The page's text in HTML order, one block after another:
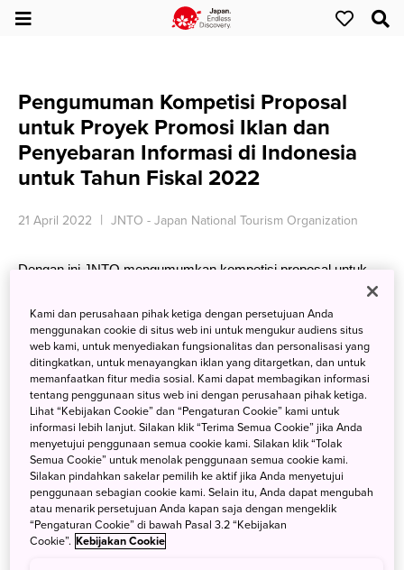
Pengumuman Kompetisi Proposal
untuk Proyek Promosi Iklan dan
Penyebaran Informasi di Indonesia
untuk Tahun Fiskal 2022
21 April 2022 JNTO - Japan National Tourism Organization
Dengan ini JNTO mengumumkan kompetisi proposal untuk
Proyek Promosi Iklan dan Penyebaran Informasi di Indonesia
untuk Tahun Fiskal 2022:
[1] Implementasi promosi iklan
[2] Penyebaran informasi melalui kolaborasi bersama partner
Terlampir informasi lengkap dalam Bahasa Inggris dan Bahasa
Jepang.
Kami dan perusahaan pihak ketiga dengan persetujuan Anda
menggunakan cookie di situs web ini untuk mengukur audiens situs
web kami, untuk menyediakan fungsionalitas dan personalisasi yang
ditingkatkan, untuk menayangkan iklan yang ditargetkan, dan untuk
memanfaatkan fitur media sosial. Kami dapat membagikan informasi
tentang penggunaan situs web ini dengan perusahaan pihak ketiga.
Lihat “Kebijakan Cookie” dan “Pengaturan Cookie” kami untuk
informasi lebih lanjut. Silakan klik “Terima Semua Cookie” jika Anda
menyetujui penggunaan semua cookie kami. Silakan klik “Tolak
Semua Cookie” untuk menolak penggunaan semua cookie kami.
Silakan pindahkan sakelar pemilih ke aktif jika Anda menyetujui
penggunaan sebagian cookie kami. Selain itu, Anda dapat mengubah
atau menarik persetujuan Anda kapan saja dengan mengeklik
“Pengaturan Cookie” di bawah Pasal 3.2 “Kebijakan
Cookie”. Kebijakan Cookie